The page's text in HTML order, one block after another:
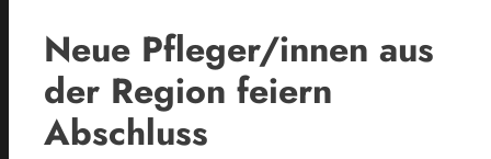
Neue Pfleger/innen aus
der Region feiern
Abschluss